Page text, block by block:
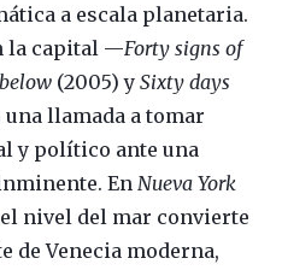
a escala planetaria.
la capital —Forty signs of
(2005) y Sixty days
llamada a tomar
y político ante una
En Nueva York
nivel del mar convierte
de Venecia moderna,